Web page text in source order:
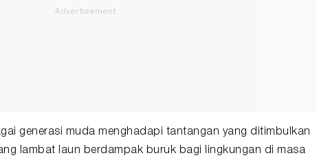
generasi muda menghadapi tantangan yang ditimbulkan
lambat laun berdampak buruk bagi lingkungan di masa